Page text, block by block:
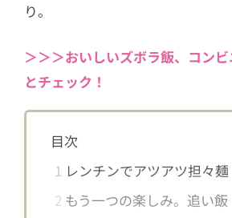
り。
＞＞＞おいしいズボラ飯、コン
とチェック！
目次
1 レンチンでアツアツ担々麺
2 もう一つの楽しみ。追い飯